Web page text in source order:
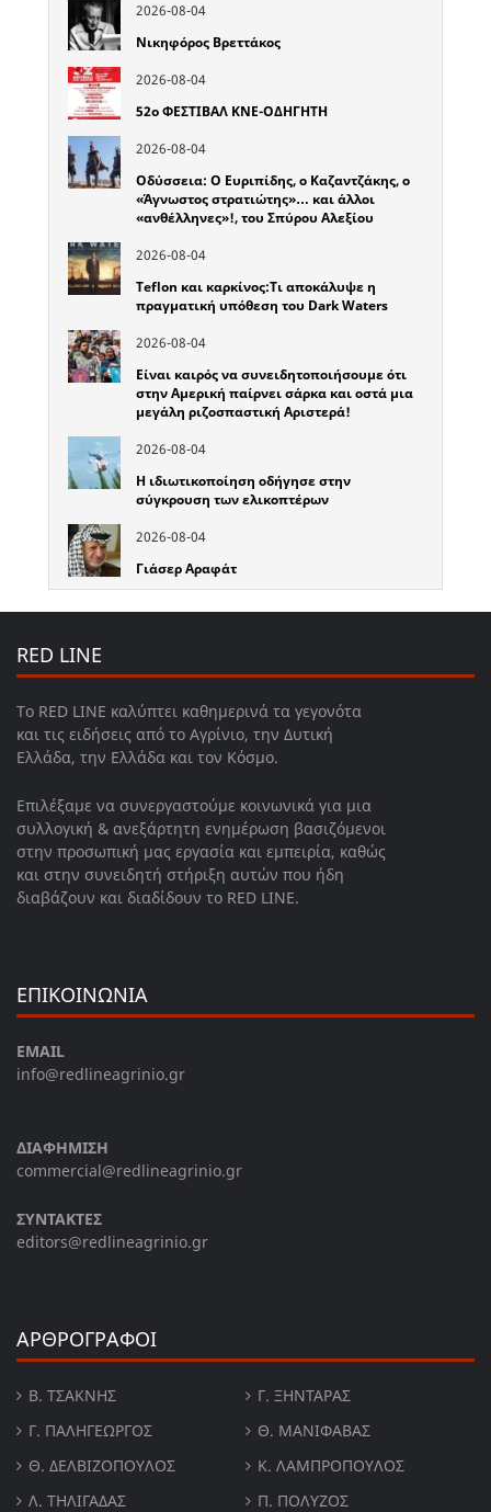
2026-08-04
Νικηφόρος Βρεττάκος
2026-08-04
52o ΦΕΣΤΙΒΑΛ ΚΝΕ-ΟΔΗΓΗΤΗ
2026-08-04
Οδύσσεια: Ο Ευριπίδης, ο Καζαντζάκης, ο
«Άγνωστος στρατιώτης»… και άλλοι
«ανθέλληνες»!, του Σπύρου Αλεξίου
2026-08-04
Teflon και καρκίνος:Τι αποκάλυψε η
πραγματική υπόθεση του Dark Waters
2026-08-04
Είναι καιρός να συνειδητοποιήσουμε ότι
στην Αμερική παίρνει σάρκα και οστά μια
μεγάλη ριζοσπαστική Αριστερά!
2026-08-04
Η ιδιωτικοποίηση οδήγησε στην
σύγκρουση των ελικοπτέρων
2026-08-04
Γιάσερ Αραφάτ
RED LINE
Το RED LINE καλύπτει καθημερινά τα γεγονότα
και τις ειδήσεις από το Αγρίνιο, την Δυτική
Ελλάδα, την Ελλάδα και τον Κόσμο.
Επιλέξαμε να συνεργαστούμε κοινωνικά για μια
συλλογική & ανεξάρτητη ενημέρωση βασιζόμενοι
στην προσωπική μας εργασία και εμπειρία, καθώς
και στην συνειδητή στήριξη αυτών που ήδη
διαβάζουν και διαδίδουν το RED LINE.
ΕΠΙΚΟΙΝΩΝΙΑ
EMAIL
info@redlineagrinio.gr
ΔΙΑΦΗΜΙΣΗ
commercial@redlineagrinio.gr
ΣΥΝΤΑΚΤΕΣ
editors@redlineagrinio.gr
ΑΡΘΡΟΓΡΑΦΟΙ
Β. ΤΣΆΚΝΗΣ
Γ. ΞΗΝΤΆΡΑΣ
Γ. ΠΑΛΗΓΕΏΡΓΟΣ
Θ. ΜΑΝΙΦΑΒΑΣ
Θ. ΔΕΛΒΙΖΌΠΟΥΛΟΣ
Κ. ΛΑΜΠΡΟΠΟΥΛΟΣ
Λ. ΤΗΛΙΓΑΔΑΣ
Π. ΠΟΛΎΖΟΣ